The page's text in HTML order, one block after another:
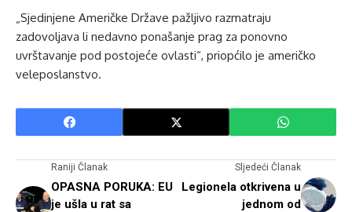
„Sjedinjene Američke Države pažljivo razmatraju
zadovoljava li nedavno ponašanje prag za ponovno
uvrštavanje pod postojeće ovlasti“, priopćilo je američko
veleposlanstvo.
Raniji Članak
OPASNA PORUKA: EU
je ušla u rat sa
Sljedeći Članak
Legionela otkrivena u
jednom od